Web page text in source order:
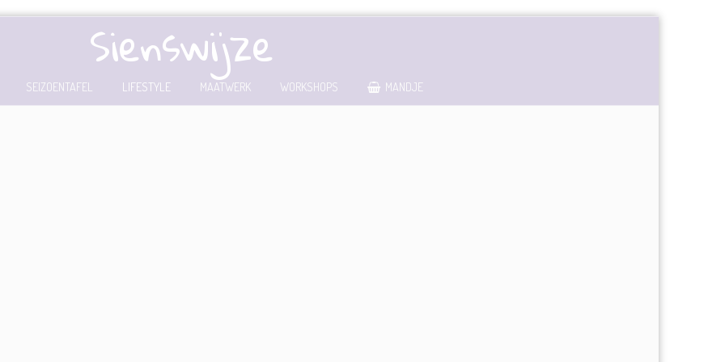
Sienswijze
SEIZOENTAFEL LIFESTYLE MAATWERK WORKSHOPS MANDJE